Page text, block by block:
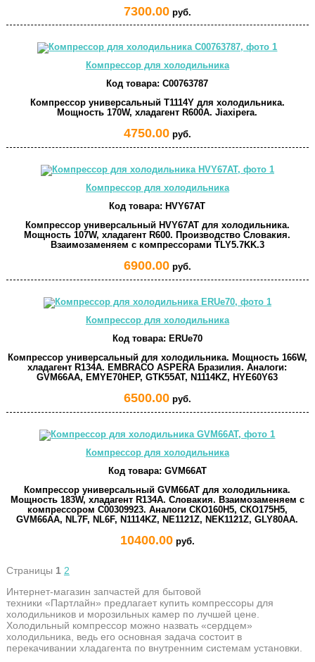
7300.00руб.
Компрессор для холодильника
Код товара: C00763787
Компрессор универсальный T1114Y для холодильника.
Мощность 170W, хладагент R600A. Jiaxipera.
4750.00руб.
Компрессор для холодильника
Код товара: HVY67AT
Компрессор универсальный HVY67AT для холодильника.
Мощность 107W, хладагент R600. Производство Словакия.
Взаимозаменяем с компрессорами TLY5.7KK.3
6900.00руб.
Компрессор для холодильника
Код товара: ERUe70
Компрессор универсальный для холодильника. Мощность 166W,
хладагент R134A. EMBRACO ASPERA Бразилия. Аналоги:
GVM66AA, EMYE70HEP, GTK55AT, N1114KZ, HYE60Y63
6500.00руб.
Компрессор для холодильника
Код товара: GVM66AT
Компрессор универсальный GVM66AT для холодильника.
Мощность 183W, хладагент R134A. Словакия. Взаимозаменяем с
компрессором C00309923. Аналоги СКО160Н5, СКО175Н5,
GVM66AA, NL7F, NL6F, N1114KZ, NE1121Z, NEK1121Z, GLY80AA.
10400.00руб.
Страницы 1 2
Интернет-магазин запчастей для бытовой
техники «Партлайн» предлагает купить компрессоры для
холодильников и морозильных камер по лучшей цене.
Холодильный компрессор можно назвать «сердцем»
холодильника, ведь его основная задача состоит в
перекачивании хладагента по внутренним системам установки.